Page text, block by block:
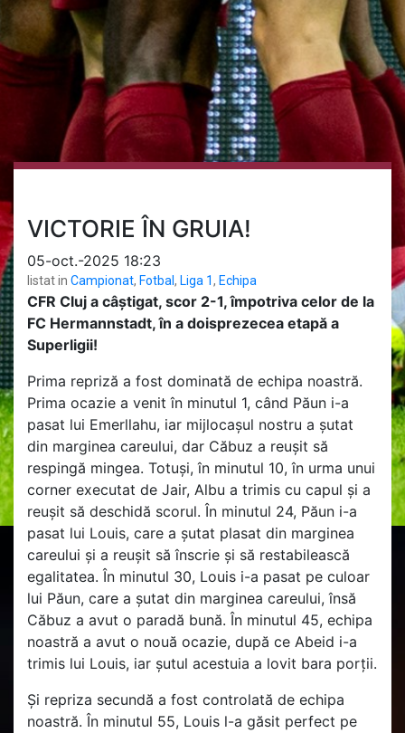
VICTORIE ÎN GRUIA!
05-oct.-2025 18:23
listat in Campionat, Fotbal, Liga 1, Echipa
CFR Cluj a câștigat, scor 2-1, împotriva celor de la
FC Hermannstadt, în a doisprezecea etapă a
Superligii!
Prima repriză a fost dominată de echipa noastră.
Prima ocazie a venit în minutul 1, când Păun i-a
pasat lui Emerllahu, iar mijlocașul nostru a șutat
din marginea careului, dar Căbuz a reușit să
respingă mingea. Totuși, în minutul 10, în urma unui
corner executat de Jair, Albu a trimis cu capul și a
reușit să deschidă scorul. În minutul 24, Păun i-a
pasat lui Louis, care a șutat plasat din marginea
careului și a reușit să înscrie și să restabilească
egalitatea. În minutul 30, Louis i-a pasat pe culoar
lui Păun, care a șutat din marginea careului, însă
Căbuz a avut o paradă bună. În minutul 45, echipa
noastră a avut o nouă ocazie, după ce Abeid i-a
trimis lui Louis, iar șutul acestuia a lovit bara porții.
Și repriza secundă a fost controlată de echipa
noastră. În minutul 55, Louis l-a găsit perfect pe